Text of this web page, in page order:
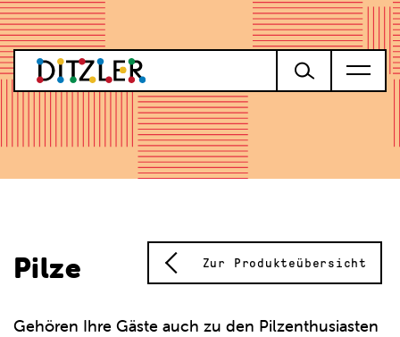
Pilze Zur Produkteübersicht
Gehören Ihre Gäste auch zu den Pilzenthusiasten